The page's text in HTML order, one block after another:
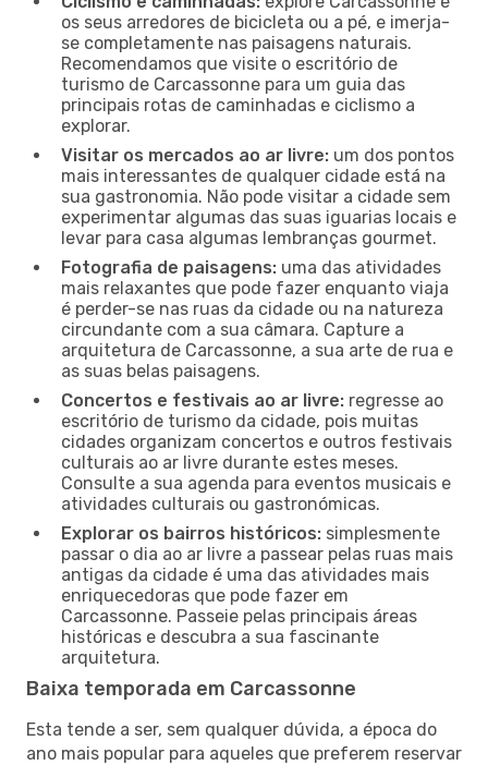
os seus arredores de bicicleta ou a pé, e imerja-
se completamente nas paisagens naturais.
Recomendamos que visite o escritório de
turismo de Carcassonne para um guia das
principais rotas de caminhadas e ciclismo a
explorar.
Visitar os mercados ao ar livre: um dos pontos
mais interessantes de qualquer cidade está na
sua gastronomia. Não pode visitar a cidade sem
experimentar algumas das suas iguarias locais e
levar para casa algumas lembranças gourmet.
Fotografia de paisagens: uma das atividades
mais relaxantes que pode fazer enquanto viaja
é perder-se nas ruas da cidade ou na natureza
circundante com a sua câmara. Capture a
arquitetura de Carcassonne, a sua arte de rua e
as suas belas paisagens.
Concertos e festivais ao ar livre: regresse ao
escritório de turismo da cidade, pois muitas
cidades organizam concertos e outros festivais
culturais ao ar livre durante estes meses.
Consulte a sua agenda para eventos musicais e
atividades culturais ou gastronómicas.
Explorar os bairros históricos: simplesmente
passar o dia ao ar livre a passear pelas ruas mais
antigas da cidade é uma das atividades mais
enriquecedoras que pode fazer em
Carcassonne. Passeie pelas principais áreas
históricas e descubra a sua fascinante
arquitetura.
Baixa temporada em Carcassonne
Esta tende a ser, sem qualquer dúvida, a época do
ano mais popular para aqueles que preferem reservar